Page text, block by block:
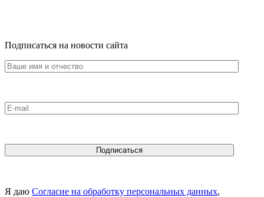
Подписаться на новости сайта
Я даю Согласие на обработку персональных данных,